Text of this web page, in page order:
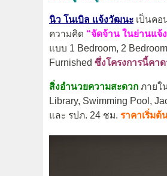
นิว โนเบิล แจ้งวัฒนะ เป็นคอ
ความคิด “จัดจ้าน ในย่านแจ้
แบบ 1 Bedroom, 2
Furnished ซึ่งโครงการนี้คา
สิ่งอำนวยความสะดวก ภายใ
Library, Swimming Pool,
และ รปภ. 24 ชม. ราคาเริ่มต้